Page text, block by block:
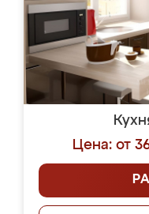
Цена: от